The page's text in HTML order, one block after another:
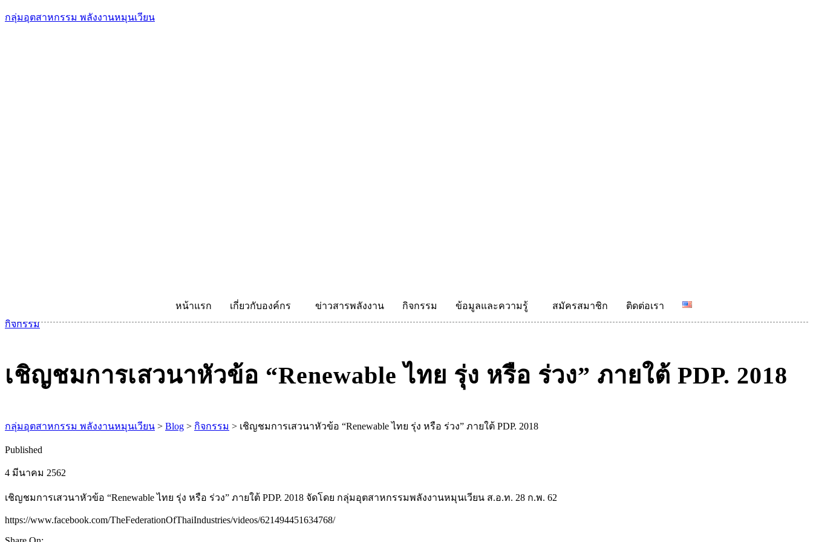
กลุ่มอุตสาหกรรม พลังงานหมุนเวียน
หน้าแรก เกี่ยวกับองค์กร ข่าวสารพลังงาน กิจกรรม ข้อมูลและความรู้ สมัครสมาชิก
ติดต่อเรา
กิจกรรม
เชิญชมการเสวนาหัวข้อ “Renewable ไทย รุ่ง หรือ ร่วง” ภายใต้ PDP. 2018
กลุ่มอุตสาหกรรม พลังงานหมุนเวียน > Blog > กิจกรรม > เชิญชมการเสวนาหัวข้อ “Renewable ไทย รุ่ง หรือ ร่วง” ภายใต้ PDP. 2018
Published
4 มีนาคม 2562
เชิญชมการเสวนาหัวข้อ “Renewable ไทย รุ่ง หรือ ร่วง” ภายใต้ PDP. 2018 จัดโดย กลุ่มอุตสาหกรรมพลังงานหมุนเวียน ส.อ.ท. 28 ก.พ. 62
https://www.facebook.com/TheFederationOfThaiIndustries/videos/621494451634768/